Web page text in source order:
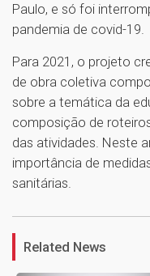
Paulo, e só foi
pandemia de covid-19.
Para 2021, o projeto
de obra coletiva
sobre a temática da
composição de
das atividades. Neste
importância de
sanitárias.
Related News